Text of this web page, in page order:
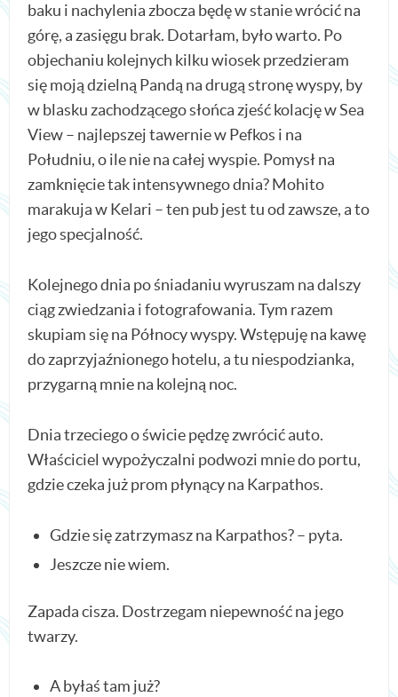
baku i nachylenia zbocza będę w stanie wrócić na
górę, a zasięgu brak. Dotarłam, było warto. Po
objechaniu kolejnych kilku wiosek przedzieram
się moją dzielną Pandą na drugą stronę wyspy, by
w blasku zachodzącego słońca zjeść kolację w Sea
View – najlepszej tawernie w Pefkos i na
Południu, o ile nie na całej wyspie. Pomysł na
zamknięcie tak intensywnego dnia? Mohito
marakuja w Kelari – ten pub jest tu od zawsze, a to
jego specjalność.
Kolejnego dnia po śniadaniu wyruszam na dalszy
ciąg zwiedzania i fotografowania. Tym razem
skupiam się na Północy wyspy. Wstępuję na kawę
do zaprzyjaźnionego hotelu, a tu niespodzianka,
przygarną mnie na kolejną noc.
Dnia trzeciego o świcie pędzę zwrócić auto.
Właściciel wypożyczalni podwozi mnie do portu,
gdzie czeka już prom płynący na Karpathos.
Gdzie się zatrzymasz na Karpathos? – pyta.
Jeszcze nie wiem.
Zapada cisza. Dostrzegam niepewność na jego
twarzy.
A byłaś tam już?